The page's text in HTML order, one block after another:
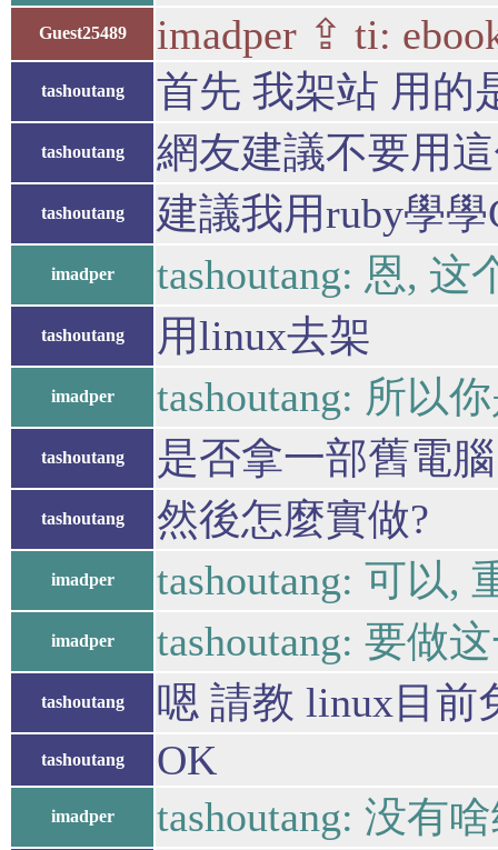
Guest25489 imadper ⇪ ti:
tashoutang 首先 我架站 用的
tashoutang 網友建議不要用
tashoutang 建議我用ruby學學
imadper tashoutang: 恩, 这
tashoutang 用linux去架
imadper tashoutang: 所以
tashoutang 是否拿一部舊電
tashoutang 然後怎麼實做?
imadper tashoutang: 可以,
imadper tashoutang: 要做
tashoutang 嗯 請教 linux目前
tashoutang OK
imadper tashoutang: 没有